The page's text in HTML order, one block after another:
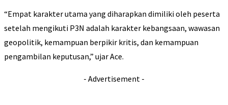
“Empat karakter utama yang diharapkan dimiliki oleh peserta
setelah mengikuti P3N adalah karakter kebangsaan, wawasan
geopolitik, kemampuan berpikir kritis, dan kemampuan
pengambilan keputusan,” ujar Ace.
- Advertisement -